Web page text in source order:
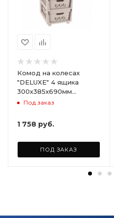
Комод на колесах
"DELUXE" 4 ящика
300х385х690мм
(Светло-бежевый)
Под заказ
1 758 руб.
ПОД ЗАКАЗ